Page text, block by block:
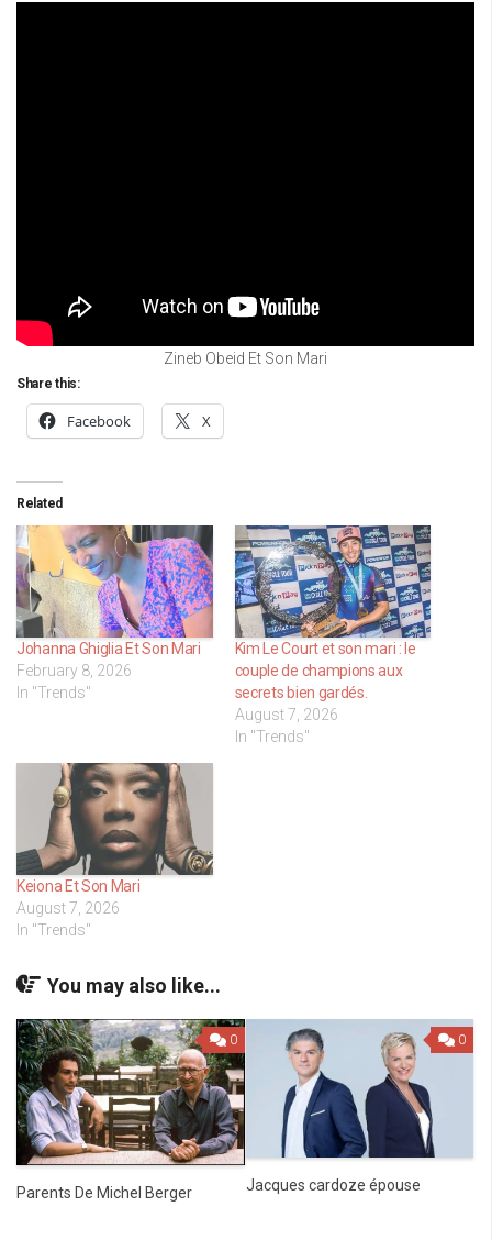
Zineb Obeid Et Son Mari
Share this:
Facebook X
Related
Johanna Ghiglia Et Son Mari
February 8, 2026
In "Trends"
Kim Le Court et son mari : le
couple de champions aux
secrets bien gardés.
August 7, 2026
In "Trends"
Keiona Et Son Mari
August 7, 2026
In "Trends"
You may also like...
0
Parents De Michel Berger
0
Jacques cardoze épouse